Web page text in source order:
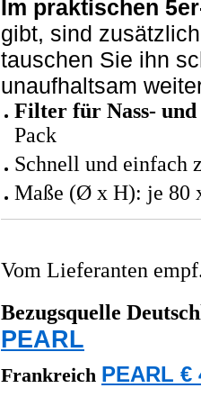
Im praktischen
gibt, sind
tauschen Sie ihn
unaufhaltsam
Filter für Nass- und
Pack
Schnell und einfach
Maße (Ø x H): je 80
Vom Lieferanten
Bezugsquelle
PEARL
Frankreich PEARL €